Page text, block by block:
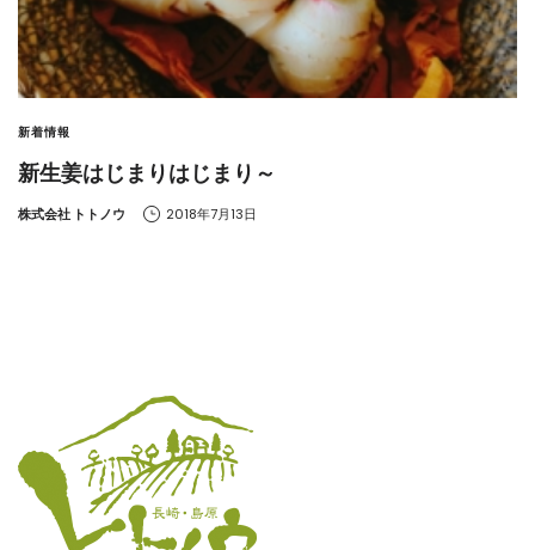
新着情報
新生姜はじまりはじまり～
by
株式会社 トトノウ 2018年7月13日